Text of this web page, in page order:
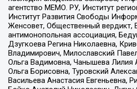
агентство МЕМО. РУ, Институт
Институт Развития Свободы
Женсовет, Общественный вердикт,
антимонопольная ассоциация,
Дзугкоева Регина Николаевна,
Владимирович, Милославский
Ольга Вадимовна, Чанышева Лилия
Ольга Борисовна, Туровский
Васильева Анастасия Евгеньевна,